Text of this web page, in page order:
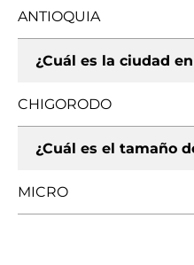
ANTIOQUIA
¿Cuál es la ciudad
CHIGORODO
¿Cuál es el tamaño
MICRO